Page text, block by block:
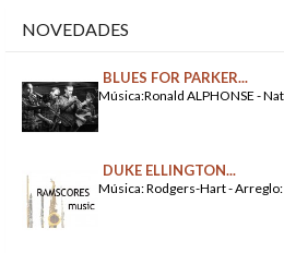
NOVEDADES
BLUES FOR PARKER...
Música:Ronald ALPHONSE -
DUKE ELLINGTON...
Música: Rodgers-Hart - Arreglo: